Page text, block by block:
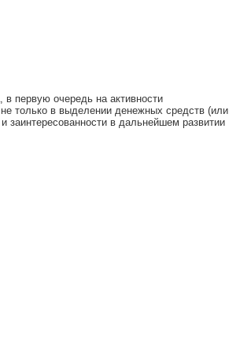
в первую очередь на активности
только в выделении денежных средств (или
заинтересованности в дальнейшем развитии